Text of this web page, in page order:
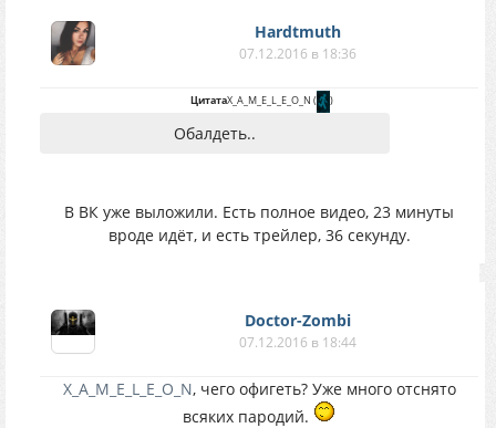
Hardtmuth
07.12.2016 в 18:36
ЦитатаX_A_M_E_L_E_O_N ( )
Обалдеть..
В ВК уже выложили. Есть полное видео, 23 минуты
вроде идёт, и есть трейлер, 36 секунду.
Doctor-Zombi
07.12.2016 в 18:44
X_A_M_E_L_E_O_N, чего офигеть? Уже много отснято
всяких пародий.